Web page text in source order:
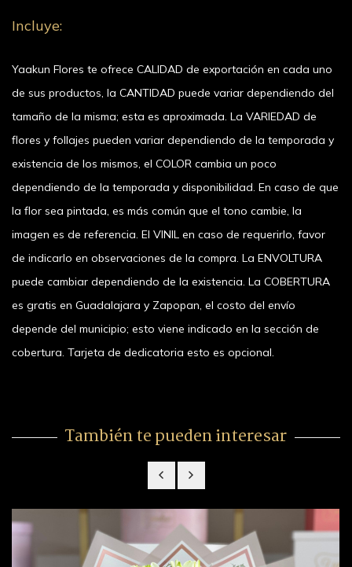
Incluye:
Yaakun Flores te ofrece CALIDAD de exportación en cada uno
de sus productos, la CANTIDAD puede variar dependiendo del
tamaño de la misma; esta es aproximada. La VARIEDAD de
flores y follajes pueden variar dependiendo de la temporada y
existencia de los mismos, el COLOR cambia un poco
dependiendo de la temporada y disponibilidad. En caso de que
la flor sea pintada, es más común que el tono cambie, la
imagen es de referencia. El VINIL en caso de requerirlo, favor
de indicarlo en observaciones de la compra. La ENVOLTURA
puede cambiar dependiendo de la existencia. La COBERTURA
es gratis en Guadalajara y Zapopan, el costo del envío
depende del municipio; esto viene indicado en la sección de
cobertura. Tarjeta de dedicatoria esto es opcional.
También te pueden interesar